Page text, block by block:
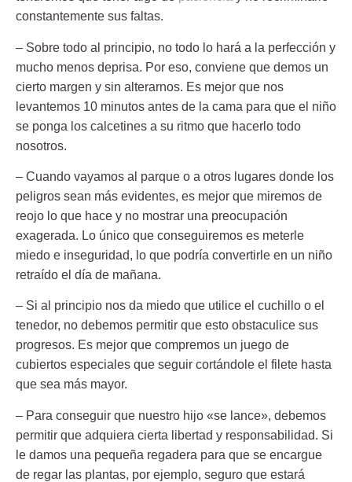
constantemente sus faltas.
– Sobre todo al principio, no todo lo hará a la perfección y
mucho menos deprisa. Por eso, conviene que demos un
cierto margen y sin alterarnos. Es mejor que nos
levantemos 10 minutos antes de la cama para que el niño
se ponga los calcetines a su ritmo que hacerlo todo
nosotros.
– Cuando vayamos al parque o a otros lugares donde los
peligros sean más evidentes, es mejor que miremos de
reojo lo que hace y no mostrar una preocupación
exagerada. Lo único que conseguiremos es meterle
miedo e inseguridad, lo que podría convertirle en un niño
retraído el día de mañana.
– Si al principio nos da miedo que utilice el cuchillo o el
tenedor, no debemos permitir que esto obstaculice sus
progresos. Es mejor que compremos un juego de
cubiertos especiales que seguir cortándole el filete hasta
que sea más mayor.
– Para conseguir que nuestro hijo «se lance», debemos
permitir que adquiera cierta libertad y responsabilidad. Si
le damos una pequeña regadera para que se encargue
de regar las plantas, por ejemplo, seguro que estará